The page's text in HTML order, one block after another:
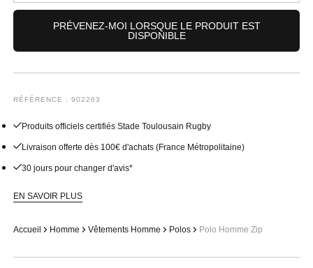
PRÉVENEZ-MOI LORSQUE LE PRODUIT EST
DISPONIBLE
RÉFÉRENCE : 902263
Produits officiels certifiés Stade Toulousain Rugby
Livraison offerte dès 100€ d'achats (France Métropolitaine)
30 jours pour changer d'avis*
EN SAVOIR PLUS
Accueil Homme Vêtements Homme Polos Polo Homme Zip